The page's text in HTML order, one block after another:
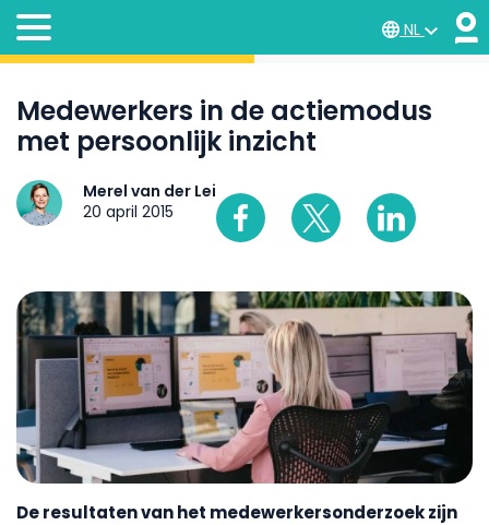
NL
Medewerkers in de actiemodus
met persoonlijk inzicht
Merel van der Lei
20 april 2015
De resultaten van het medewerkersonderzoek zijn